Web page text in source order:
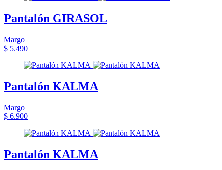
Pantalón GIRASOL
Margo
$ 5.490
Pantalón KALMA
Margo
$ 6.900
Pantalón KALMA